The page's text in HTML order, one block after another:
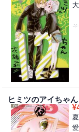
ヒミツのアイちゃん
¥